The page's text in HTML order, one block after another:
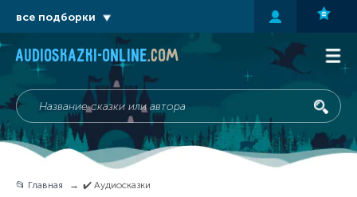
audioskazki-online.com
📂 Главная ✔️ Аудиосказки
все подборки